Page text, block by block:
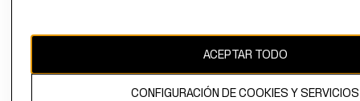
El contenido de esta página web está protegido por copyright y es
propiedad de H&M Hennes & Mauritz AB.
ACEPTAR TODO
CONFIGURACIÓN DE COOKIES Y SERVICIOS